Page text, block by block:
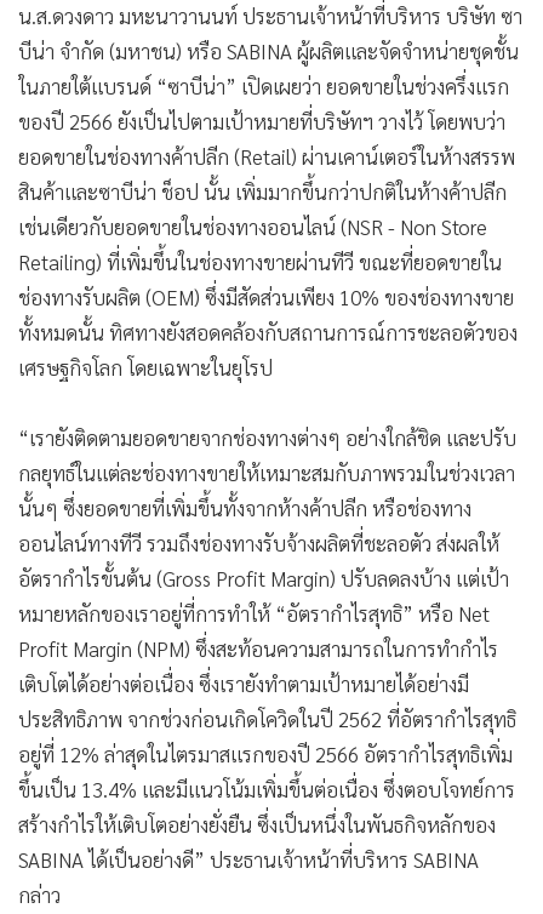
• กองทุนรวม
•
Celeb Online
• Factcheck
• ญี่ปุ่น
• News1
• Gotomanager
น.ส.ดวงดาว มหะนาวานนท์ ประธานเจ้าหน้าที่บริหาร บริษัท ซา
บีน่า จำกัด (มหาชน) หรือ SABINA ผู้ผลิตและจัดจำหน่ายชุดชั้น
ในภายใต้แบรนด์ “ซาบีน่า” เปิดเผยว่า ยอดขายในช่วงครึ่งแรก
ของปี 2566 ยังเป็นไปตามเป้าหมายที่บริษัทฯ วางไว้ โดยพบว่า
ยอดขายในช่องทางค้าปลีก (Retail) ผ่านเคาน์เตอร์ในห้างสรรพ
สินค้าและซาบีน่า ช็อป นั้น เพิ่มมากขึ้นกว่าปกติในห้างค้าปลีก
เช่นเดียวกับยอดขายในช่องทางออนไลน์ (NSR - Non Store
Retailing) ที่เพิ่มขึ้นในช่องทางขายผ่านทีวี ขณะที่ยอดขายใน
ช่องทางรับผลิต (OEM) ซึ่งมีสัดส่วนเพียง 10% ของช่องทางขาย
ทั้งหมดนั้น ทิศทางยังสอดคล้องกับสถานการณ์การชะลอตัวของ
เศรษฐกิจโลก โดยเฉพาะในยุโรป
“เรายังติดตามยอดขายจากช่องทางต่างๆ อย่างใกล้ชิด และปรับ
กลยุทธ์ในแต่ละช่องทางขายให้เหมาะสมกับภาพรวมในช่วงเวลา
นั้นๆ ซึ่งยอดขายที่เพิ่มขึ้นทั้งจากห้างค้าปลีก หรือช่องทาง
ออนไลน์ทางทีวี รวมถึงช่องทางรับจ้างผลิตที่ชะลอตัว ส่งผลให้
อัตรากำไรขั้นต้น (Gross Profit Margin) ปรับลดลงบ้าง แต่เป้า
หมายหลักของเราอยู่ที่การทำให้ “อัตรากำไรสุทธิ” หรือ Net
Profit Margin (NPM) ซึ่งสะท้อนความสามารถในการทำกำไร
เติบโตได้อย่างต่อเนื่อง ซึ่งเรายังทำตามเป้าหมายได้อย่างมี
ประสิทธิภาพ จากช่วงก่อนเกิดโควิดในปี 2562 ที่อัตรากำไรสุทธิ
อยู่ที่ 12% ล่าสุดในไตรมาสแรกของปี 2566 อัตรากำไรสุทธิเพิ่ม
ขึ้นเป็น 13.4% และมีแนวโน้มเพิ่มขึ้นต่อเนื่อง ซึ่งตอบโจทย์การ
สร้างกำไรให้เติบโตอย่างยั่งยืน ซึ่งเป็นหนึ่งในพันธกิจหลักของ
SABINA ได้เป็นอย่างดี” ประธานเจ้าหน้าที่บริหาร SABINA
กล่าว